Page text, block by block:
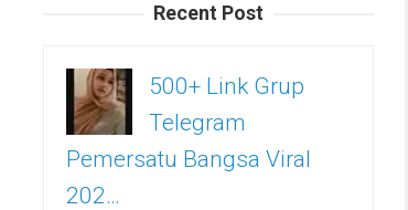
Recent Post
500+ Link Grup
Telegram
Pemersatu Bangsa Viral
202…